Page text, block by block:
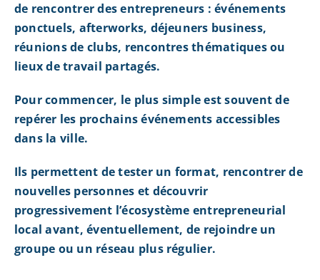
de rencontrer des entrepreneurs : événements
ponctuels, afterworks, déjeuners business,
réunions de clubs, rencontres thématiques ou
lieux de travail partagés.
Pour commencer, le plus simple est souvent de
repérer les prochains événements accessibles
dans la ville.
Ils permettent de tester un format, rencontrer de
nouvelles personnes et découvrir
progressivement l’écosystème entrepreneurial
local avant, éventuellement, de rejoindre un
groupe ou un réseau plus régulier.